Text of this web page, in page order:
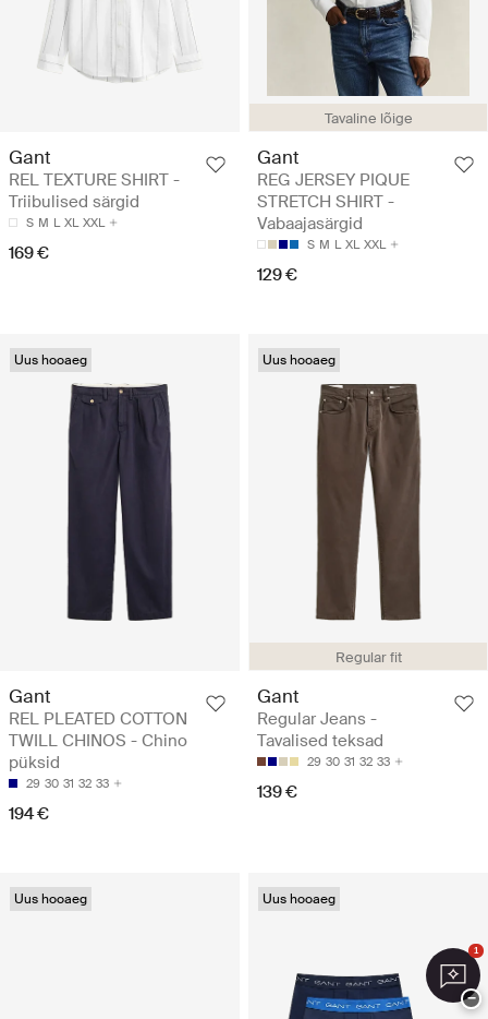
Gant
REL TEXTURE SHIRT -
Triibulised särgid
S M L XL XXL
169 €
Tavaline lõige
Gant
REG JERSEY PIQUE
STRETCH SHIRT -
Vabaajasärgid
S M L XL XXL
129 €
Uus hooaeg
Gant
REL PLEATED COTTON
TWILL CHINOS - Chino
püksid
29 30 31 32 33
194 €
Regular fit
Uus hooaeg
Gant
Regular Jeans -
Tavalised teksad
29 30 31 32 33
139 €
Uus hooaeg Uus hooaeg
1
−